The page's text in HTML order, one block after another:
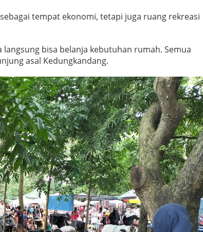
tempat ekonomi, tetapi juga ruang rekreasi
langsung bisa belanja kebutuhan rumah. Semua
asal Kedungkandang.